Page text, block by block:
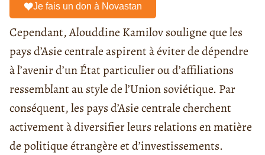
Je fais un don à Novastan
Cependant, Alouddine Kamilov souligne que les
pays d’Asie centrale aspirent à éviter de dépendre
à l’avenir d’un État particulier ou d’affiliations
ressemblant au style de l’Union soviétique. Par
conséquent, les pays d’Asie centrale cherchent
activement à diversifier leurs relations en matière
de politique étrangère et d’investissements.